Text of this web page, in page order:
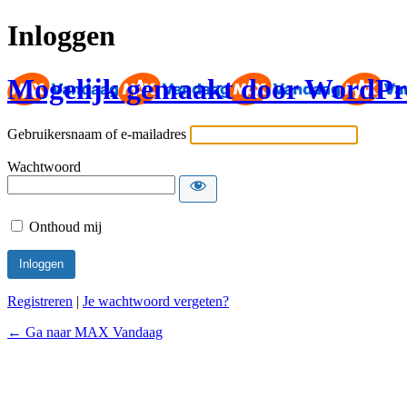
Inloggen
Mogelijk gemaakt door
Gebruikersnaam of e-mailadres
Wachtwoord
Onthoud mij
Registreren | Je wachtwoord vergeten?
← Ga naar MAX Vandaag